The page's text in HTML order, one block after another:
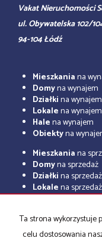
Vakat Nieruchomości
ul. Obywatelska 102/
94-104 Łódź
Mieszkaniana
Domyna wynajem
Działkina wynajem
Lokalena wynajem
Halena wynajem
Obiektyna
Mieszkaniana
Domyna sprzedaż
Działkina sprzedaż
Lokalena sprzedaż
Halena sprzedaż
Strona główna O
Ta strona wykorzystuje
celu dostosowania